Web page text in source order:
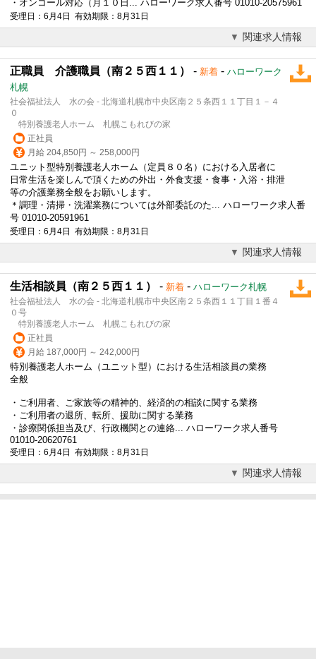
・オンコール対応（月１０日... ハローワーク求人番号 01010-20575961
受理日：6月4日 有効期限：8月31日
関連求人情報
正職員 介護職員（南２５西１１） - 新着 - ハローワーク
札幌
社会福祉法人 水の会 - 北海道札幌市中央区南２５条西１１丁目１－４
０
特別養護老人ホーム 札幌こもれびの家
正社員
月給 204,850円 ～ 258,000円
ユニット型特別養護老人ホーム（定員８０名）における入居者に
日常生活を楽しんで頂くための外出・外食支援・食事・入浴・排泄
等の介護業務全般をお願いします。
＊調理・清掃・洗濯業務については外部委託のた... ハローワーク求人番
号 01010-20591961
受理日：6月4日 有効期限：8月31日
関連求人情報
生活相談員（南２５西１１） - 新着 - ハローワーク札幌
社会福祉法人 水の会 - 北海道札幌市中央区南２５条西１１丁目１番４
０号
特別養護老人ホーム 札幌こもれびの家
正社員
月給 187,000円 ～ 242,000円
特別養護老人ホーム（ユニット型）における生活相談員の業務
全般
・ご利用者、ご家族等の精神的、経済的の相談に関する業務
・ご利用者の退所、転所、援助に関する業務
・診療関係担当及び、行政機関との連絡... ハローワーク求人番号
01010-20620761
受理日：6月4日 有効期限：8月31日
関連求人情報